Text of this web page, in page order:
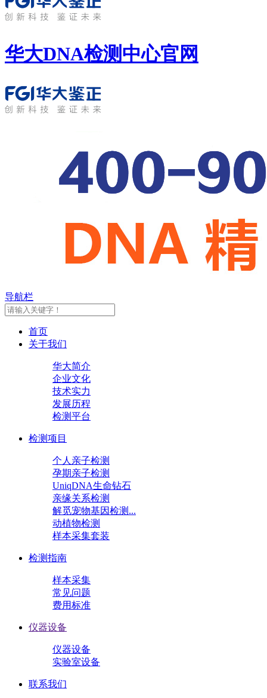
华大DNA检测中心官网
导航栏
首页
关于我们
华大简介
企业文化
技术实力
发展历程
检测平台
检测项目
个人亲子检测
孕期亲子检测
UniqDNA生命钻石
亲缘关系检测
解觅宠物基因检测...
动植物检测
样本采集套装
检测指南
样本采集
常见问题
费用标准
仪器设备
仪器设备
实验室设备
联系我们